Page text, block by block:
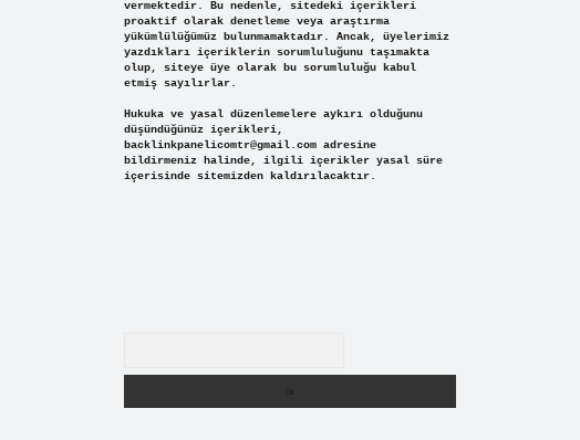
vermektedir. Bu nedenle, sitedeki içerikleri
proaktif olarak denetleme veya araştırma
yükümlülüğümüz bulunmamaktadır. Ancak, üyelerimiz
yazdıkları içeriklerin sorumluluğunu taşımakta
olup, siteye üye olarak bu sorumluluğu kabul
etmiş sayılırlar.
Hukuka ve yasal düzenlemelere aykırı olduğunu
düşündüğünüz içerikleri,
backlinkpanelicomtr@gmail.comadresine
bildirmeniz halinde, ilgili içerikler yasal süre
içerisinde sitemizden kaldırılacaktır.